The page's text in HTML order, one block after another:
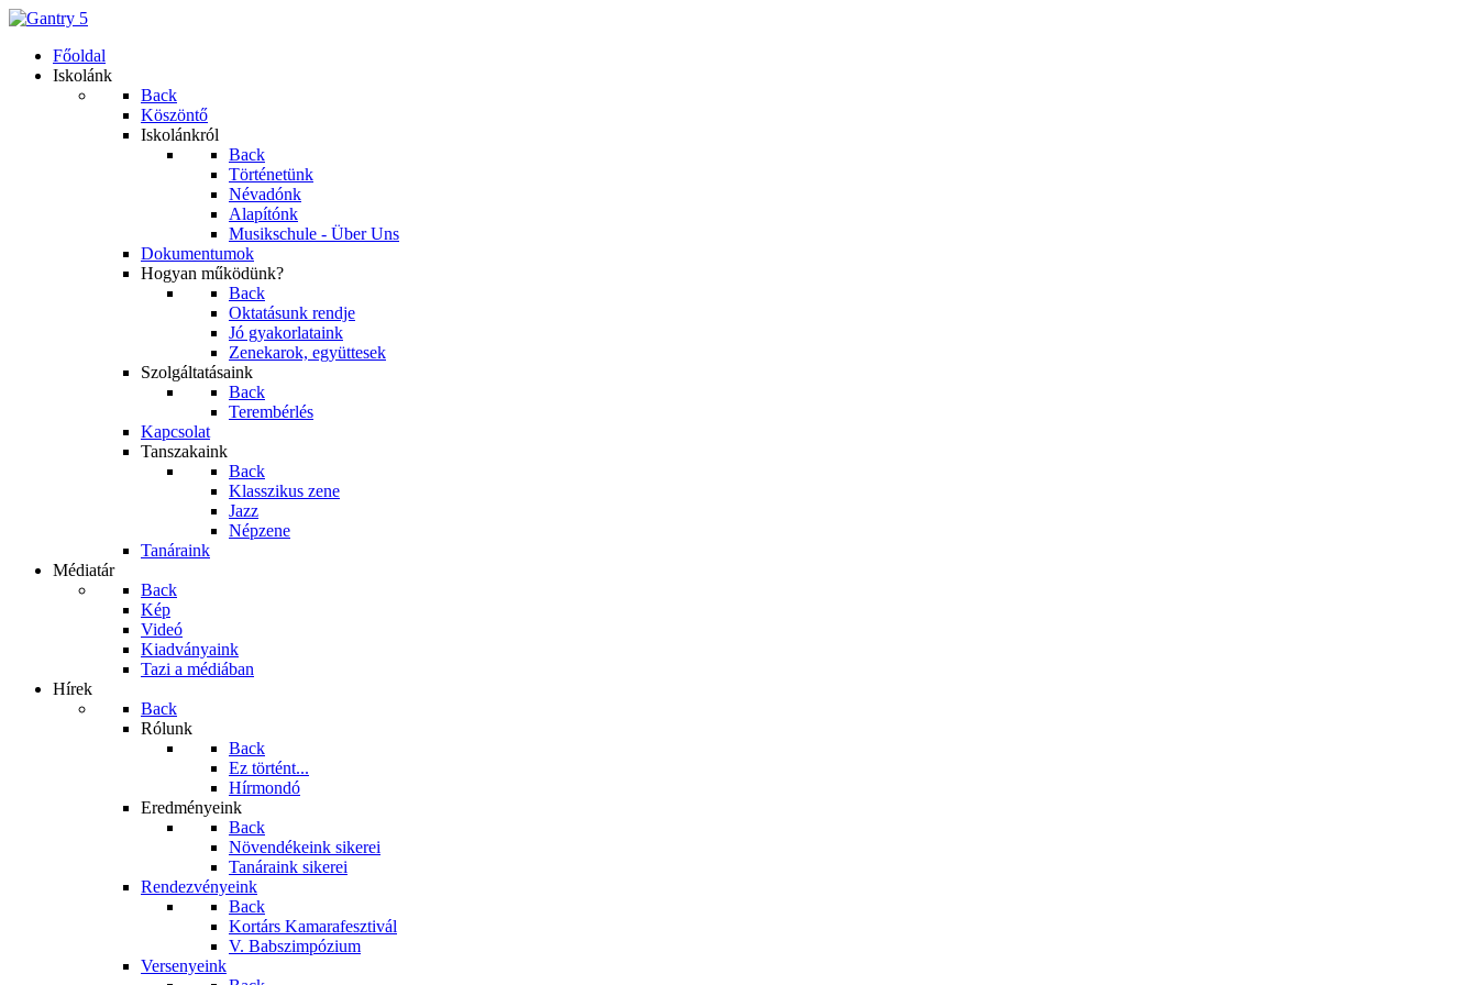
Főoldal
Iskolánk
Back
Köszöntő
Iskolánkról
Back
Történetünk
Névadónk
Alapítónk
Musikschule - Über Uns
Dokumentumok
Hogyan működünk?
Back
Oktatásunk rendje
Jó gyakorlataink
Zenekarok, együttesek
Szolgáltatásaink
Back
Terembérlés
Kapcsolat
Tanszakaink
Back
Klasszikus zene
Jazz
Népzene
Tanáraink
Médiatár
Back
Kép
Videó
Kiadványaink
Tazi a médiában
Hírek
Back
Rólunk
Back
Ez történt...
Hírmondó
Eredményeink
Back
Növendékeink sikerei
Tanáraink sikerei
Rendezvényeink
Back
Kortárs Kamarafesztivál
V. Babszimpózium
Versenyeink